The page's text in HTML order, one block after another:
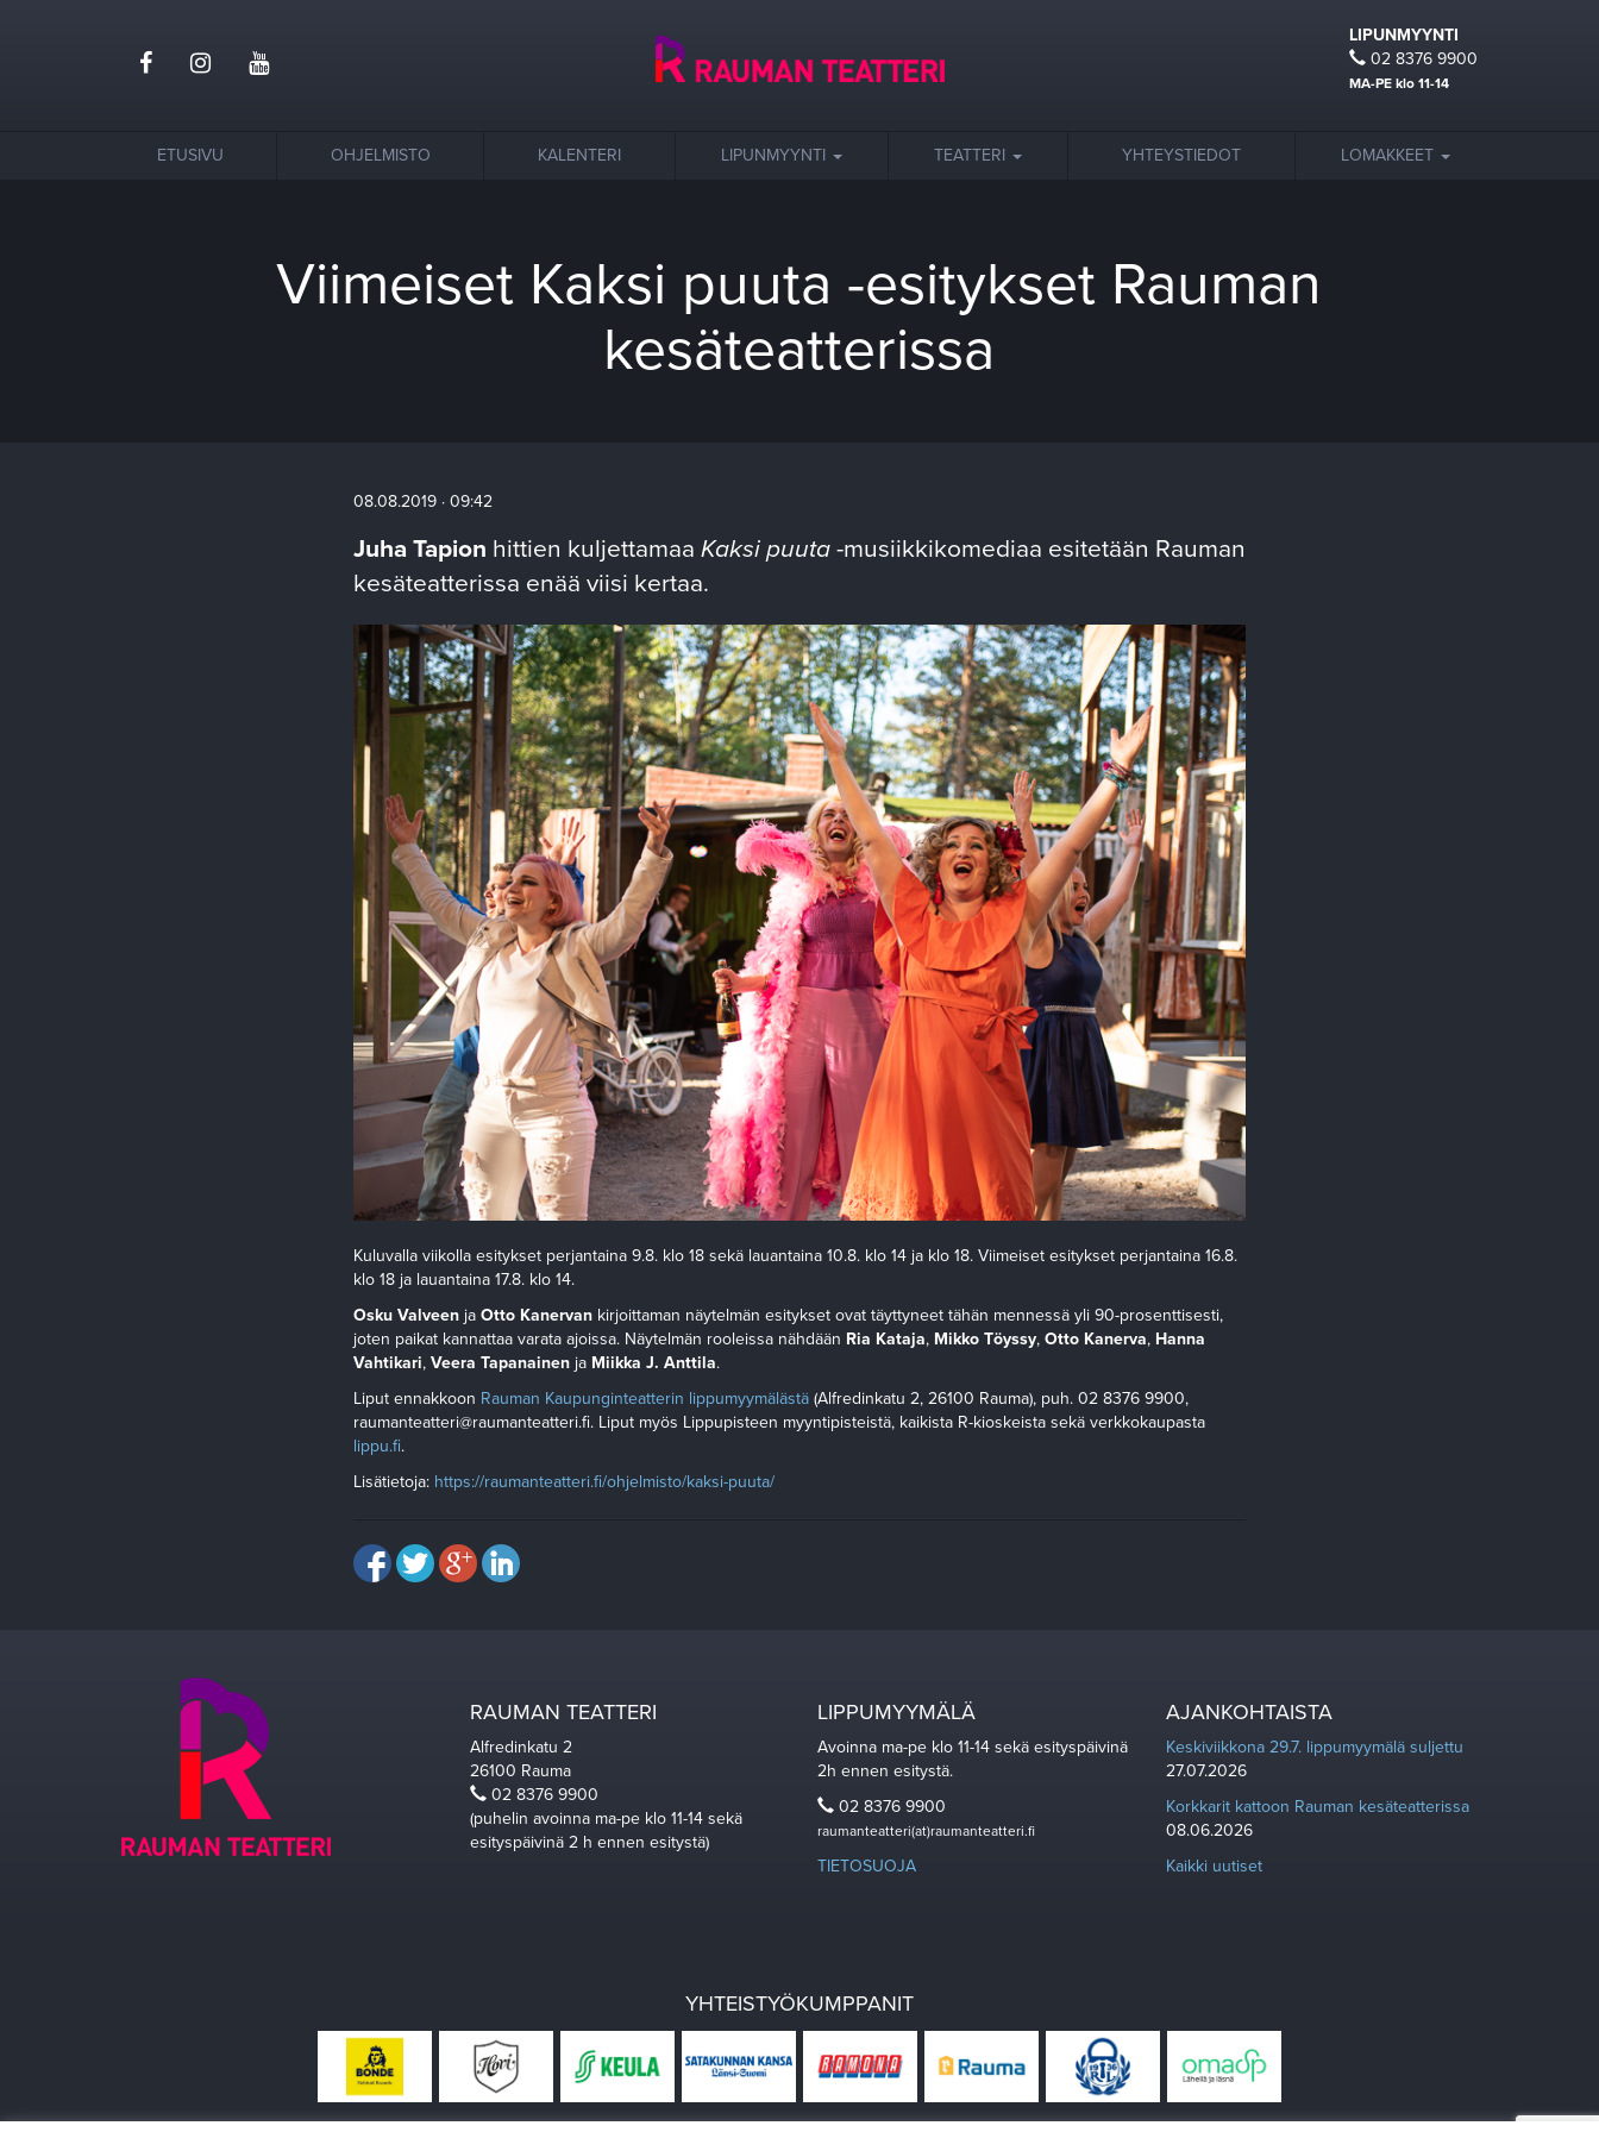
LIPUNMYYNTI
02 8376 9900
MA-PE klo 11-14
ETUSIVU OHJELMISTO KALENTERI LIPUNMYYNTI TEATTERI YHTEYSTIEDOT LOMAKKEET
Viimeiset Kaksi puuta -esitykset Rauman
kesäteatterissa
08.08.2019 · 09:42
Juha Tapion hittien kuljettamaa Kaksi puuta -musiikkikomediaa esitetään Rauman
kesäteatterissa enää viisi kertaa.
Kuluvalla viikolla esitykset perjantaina 9.8. klo 18 sekä lauantaina 10.8. klo 14 ja klo 18. Viimeiset esitykset perjantaina 16.8.
klo 18 ja lauantaina 17.8. klo 14.
Osku Valveen ja Otto Kanervan kirjoittaman näytelmän esitykset ovat täyttyneet tähän mennessä yli 90-prosenttisesti,
joten paikat kannattaa varata ajoissa. Näytelmän rooleissa nähdään Ria Kataja, Mikko Töyssy, Otto Kanerva, Hanna
Vahtikari, Veera Tapanainen ja Miikka J. Anttila.
Liput ennakkoon Rauman Kaupunginteatterin lippumyymälästä (Alfredinkatu 2, 26100 Rauma), puh. 02 8376 9900,
raumanteatteri@raumanteatteri.fi. Liput myös Lippupisteen myyntipisteistä, kaikista R-kioskeista sekä verkkokaupasta
lippu.fi.
Lisätietoja: https://raumanteatteri.fi/ohjelmisto/kaksi-puuta/
RAUMAN TEATTERI
Alfredinkatu 2
26100 Rauma
02 8376 9900
(puhelin avoinna ma-pe klo 11-14 sekä
esityspäivinä 2 h ennen esitystä)
LIPPUMYYMÄLÄ
Avoinna ma-pe klo 11-14 sekä esityspäivinä
2h ennen esitystä.
02 8376 9900
raumanteatteri(at)raumanteatteri.fi
TIETOSUOJA
AJANKOHTAISTA
Keskiviikkona 29.7. lippumyymälä suljettu
27.07.2026
Korkkarit kattoon Rauman kesäteatterissa
08.06.2026
Kaikki uutiset
YHTEISTYÖKUMPPANIT